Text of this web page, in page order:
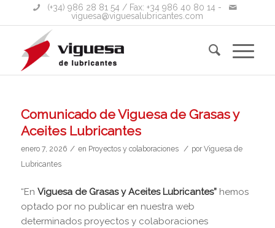
(+34) 986 28 81 54 / Fax: +34 986 40 80 14 -
viguesa@viguesalubricantes.com
Comunicado de Viguesa de Grasas y
Aceites Lubricantes
enero 7, 2026 / en Proyectos y colaboraciones / porViguesa de
Lubricantes
“En Viguesa de Grasas y Aceites Lubricantes”hemos
optado por no publicar en nuestra web
determinados proyectos y colaboraciones